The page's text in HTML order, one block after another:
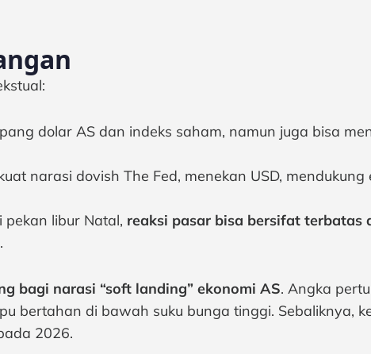
dolar AS dan indeks saham, namun juga bisa
narasi dovish The Fed, menekan USD,
libur Natal, reaksi pasar bisa bersifat terbatas
.
bagi narasi “soft landing” ekonomi AS. Angka
bertahan di bawah suku bunga tinggi. Sebaliknya,
2026.